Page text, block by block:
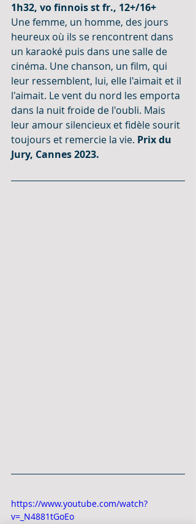
1h32, vo finnois st fr., 12+/16+
Une femme, un homme, des jours
heureux où ils se rencontrent dans
un karaoké puis dans une salle de
cinéma. Une chanson, un film, qui
leur ressemblent, lui, elle l'aimait et il
l'aimait. Le vent du nord les emporta
dans la nuit froide de l'oubli. Mais
leur amour silencieux et fidèle sourit
toujours et remercie la vie. Prix du
Jury, Cannes 2023.
https://www.youtube.com/watch?
v=_N4881tGoEo